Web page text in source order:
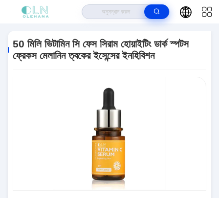
ত্বকের ইসেন্সের ইনহিবিশন
50 মিলি ভিটামিন সি ফেস সিরাম হোয়াইটিং ডার্ক স্পটস
ফ্রেকস মেলানিন ত্বকের ইসেন্সের ইনহিবিশন